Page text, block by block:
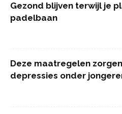
Gezond blijven terwijl je
padelbaan
Deze maatregelen
depressies onder